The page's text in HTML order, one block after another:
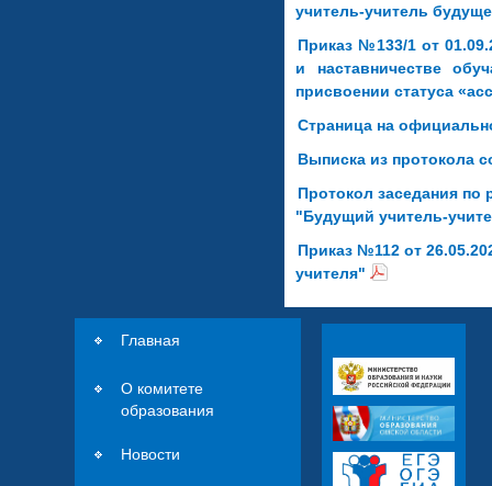
учитель-учитель
Приказ №133/1 от
и наставничестве
присвоении статуса
Страница на
Выписка из протокола
Протокол заседания по
"Будущий учитель-
Приказ №112 от
учителя"
Главная
О комитете
образования
Новости